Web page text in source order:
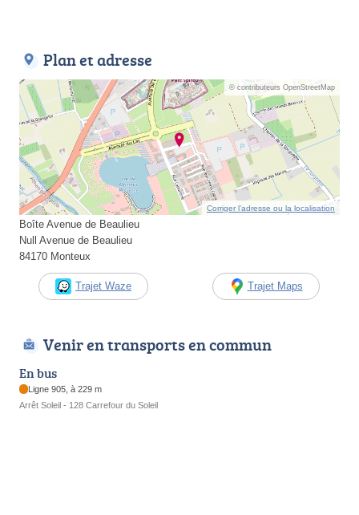
Plan et adresse
© contributeurs OpenStreetMap
Corriger l’adresse ou la localisation
Boîte Avenue de Beaulieu
Null Avenue de Beaulieu
84170 Monteux
Trajet Waze Trajet Maps
Venir en transports en commun
En bus
Ligne 905, à 229 m
Arrêt Soleil - 128 Carrefour du Soleil